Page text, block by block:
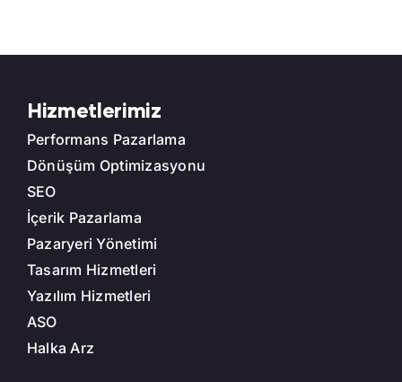
Hizmetlerimiz
Performans Pazarlama
Dönüşüm Optimizasyonu
SEO
İçerik Pazarlama
Pazaryeri Yönetimi
Tasarım Hizmetleri
Yazılım Hizmetleri
ASO
Halka Arz